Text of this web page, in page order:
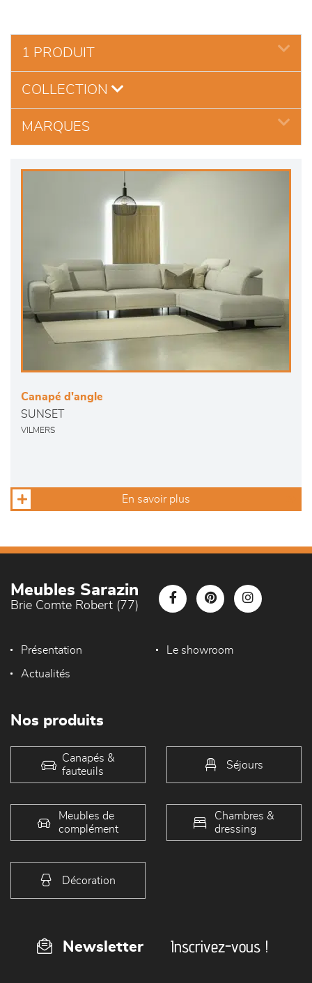
1 PRODUIT
COLLECTION
MARQUES
Canapé d'angle
SUNSET
VILMERS
En savoir plus
Meubles Sarazin
Brie Comte Robert (77)
Présentation Le showroom
Actualités
Nos produits
Canapés &
fauteuils
Séjours
Meubles de
complément
Chambres &
dressing
Décoration
Newsletter Inscrivez-vous !